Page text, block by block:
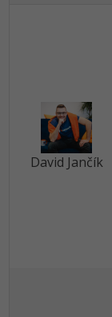
David Jančík